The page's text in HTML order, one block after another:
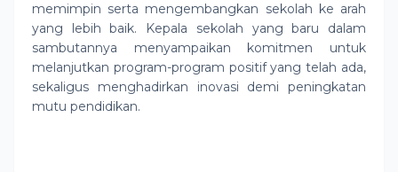
memimpin serta mengembangkan sekolah ke arah
yang lebih baik. Kepala sekolah yang baru dalam
sambutannya menyampaikan komitmen untuk
melanjutkan program-program positif yang telah ada,
sekaligus menghadirkan inovasi demi peningkatan
mutu pendidikan.